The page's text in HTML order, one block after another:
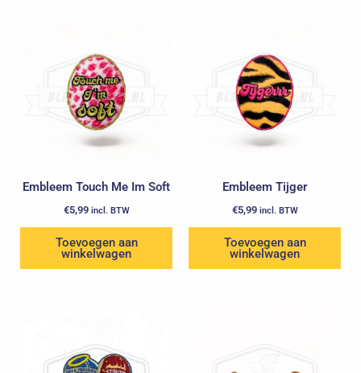
Embleem Touch Me Im Soft
€5,99 incl. BTW
Toevoegen aan
winkelwagen
Embleem Tijger
€5,99 incl. BTW
Toevoegen aan
winkelwagen